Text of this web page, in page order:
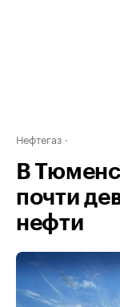
Нефтегаз
В
почти
нефти